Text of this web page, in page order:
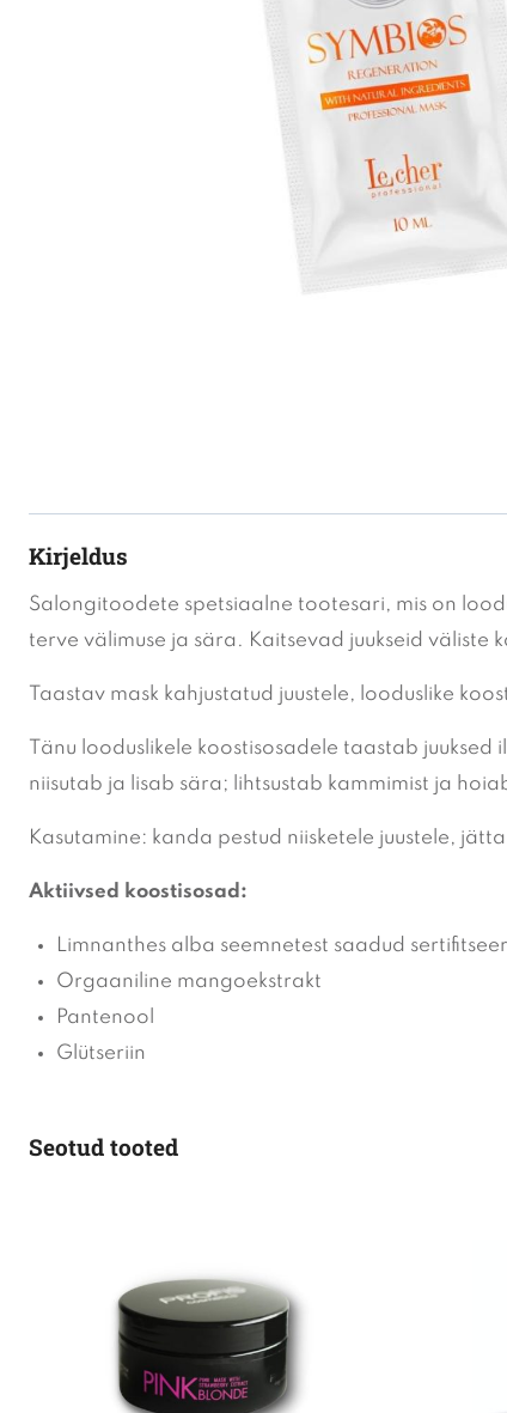
Kirjeldus
Salongitoodete spetsiaalne tootesari, mis on
terve välimuse ja sära. Kaitsevad juukseid väliste
Taastav mask kahjustatud juustele, looduslike
Tänu looduslikele koostisosadele taastab
niisutab ja lisab sära; lihtsustab kammimist ja
Kasutamine: kanda pestud niisketele juustele,
Aktiivsed koostisosad:
Limnanthes alba seemnetest saadud
Orgaaniline mangoekstrakt
Pantenool
Glütseriin
Seotud tooted